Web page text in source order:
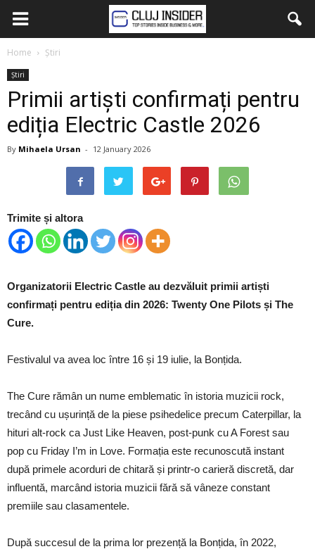
Home Știri
Știri
Primii artiști confirmați pentru
ediția Electric Castle 2026
By Mihaela Ursan - 12 January 2026
Trimite și altora
Organizatorii Electric Castle au dezvăluit primii artiști
confirmați pentru ediția din 2026: Twenty One Pilots și The
Cure.
Festivalul va avea loc între 16 și 19 iulie, la Bonțida.
The Cure rămân un nume emblematic în istoria muzicii rock,
trecând cu ușurință de la piese psihedelice precum Caterpillar, la
hituri alt-rock ca Just Like Heaven, post-punk cu A Forest sau
pop cu Friday I’m in Love. Formația este recunoscută instant
după primele acorduri de chitară și printr-o carieră discretă, dar
influentă, marcând istoria muzicii fără să vâneze constant
premiile sau clasamentele.
După succesul de la prima lor prezență la Bonțida, în 2022,